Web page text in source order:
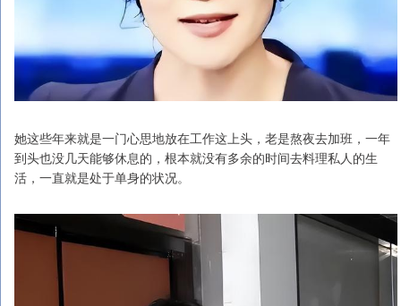
她这些年来就是一门心思地放在工作这上头，老是熬夜去加班，一年
到头也没几天能够休息的，根本就没有多余的时间去料理私人的生
活，一直就是处于单身的状况。